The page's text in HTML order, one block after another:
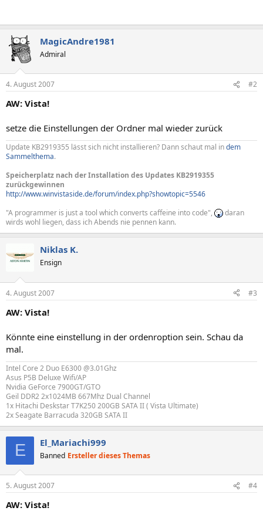
MagicAndre1981
Admiral
4. August 2007 #2
AW: Vista!
setze die Einstellungen der Ordner mal wieder zurück
Update KB2919355 lässt sich nicht installieren? Dann schaut mal indem
Sammelthema.
Speicherplatz nach der Installation des Updates KB2919355
zurückgewinnen
http://www.winvistaside.de/forum/index.php?showtopic=5546
"A programmer is just a tool which converts caffeine into code",
daran
wirds wohl liegen, dass ich Abends nie pennen kann.
Niklas K.
Ensign
4. August 2007 #3
AW: Vista!
Könnte eine einstellung in der ordenroption sein. Schau da
mal.
Intel Core 2 Duo E6300 @3.01Ghz
Asus P5B Deluxe Wifi/AP
Nvidia GeForce 7900GT/GTO
Geil DDR2 2x1024MB 667Mhz Dual Channel
1x Hitachi Deskstar T7K250 200GB SATA II ( Vista Ultimate)
2x Seagate Barracuda 320GB SATA II
E El_Mariachi999
Banned Ersteller dieses Themas
5. August 2007 #4
AW: Vista!